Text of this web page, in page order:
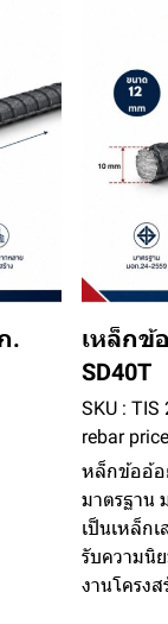
.
เหล็กข้
SD40T
SKU :
rebar price
หล็กข้ออ้อ
มาตรฐาน
เป็นเหล็ก
รับความนิ
งานโครง